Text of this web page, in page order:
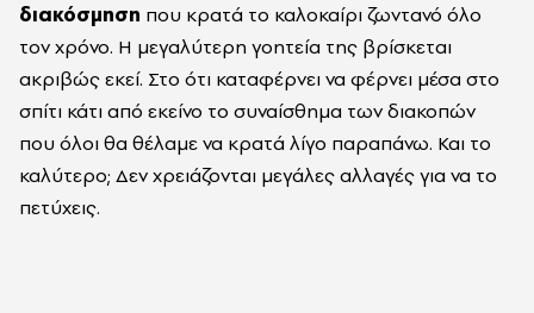
διακόσμηση που κρατά το καλοκαίρι ζωντανό όλο
τον χρόνο. Η μεγαλύτερη γοητεία της βρίσκεται
ακριβώς εκεί. Στο ότι καταφέρνει να φέρνει μέσα στο
σπίτι κάτι από εκείνο το συναίσθημα των διακοπών
που όλοι θα θέλαμε να κρατά λίγο παραπάνω. Και το
καλύτερο; Δεν χρειάζονται μεγάλες αλλαγές για να το
πετύχεις.